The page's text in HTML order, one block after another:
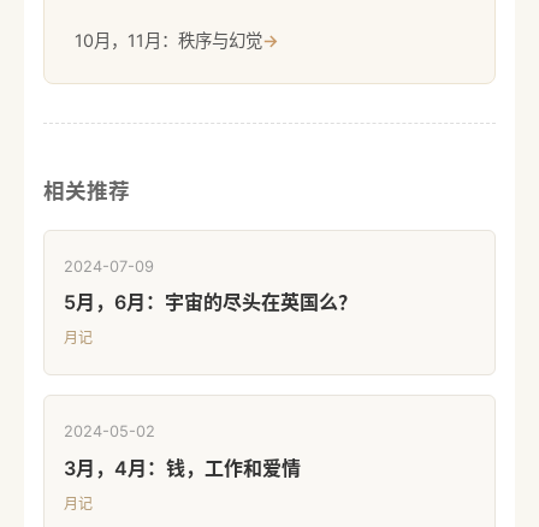
10月，11月：秩序与幻觉→
相关推荐
2024-07-09
5月，6月：宇宙的尽头在英国么？
月记
2024-05-02
3月，4月：钱，工作和爱情
月记